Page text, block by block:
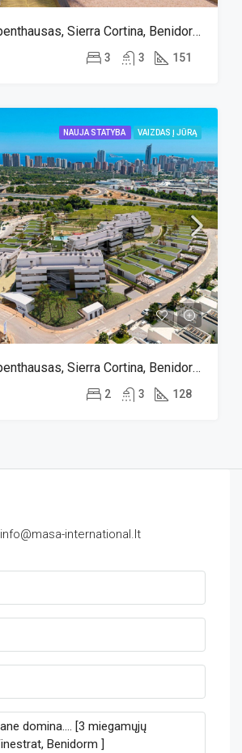
3 miegamųjų penthausas, Sierra Cortina, Benidorm
3 3 151
NAUJA STATYBA VAIZDAS Į JŪRĄ
2 miegamųjų penthausas, Sierra Cortina, Benidorm
2 3 128
info@masa-international.lt